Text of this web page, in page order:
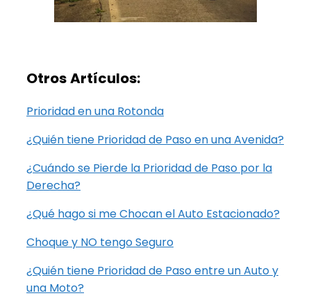
OtrosArtículos:
Prioridad en una Rotonda
¿Quién tiene Prioridad de Paso en una Avenida?
¿Cuándo se Pierde la Prioridad de Paso por la
Derecha?
¿Qué hago si me Chocan el Auto Estacionado?
Choque y NO tengo Seguro
¿Quién tiene Prioridad de Paso entre un Auto y
una Moto?